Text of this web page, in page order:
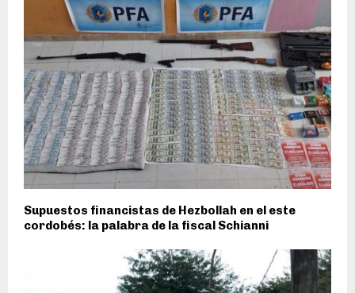
Supuestos financistas de Hezbollah en el este
cordobés: la palabra de la fiscal Schianni